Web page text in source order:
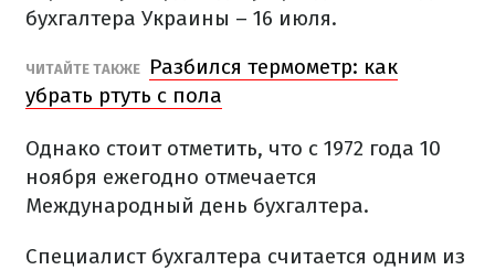
бухгалтера Украины – 16 июля.
ЧИТАЙТЕ ТАКЖЕ
Разбился термометр: как
убрать ртуть с пола
Однако стоит отметить, что с 1972 года 10
ноября ежегодно отмечается
Международный день бухгалтера.
Специалист бухгалтера считается одним из